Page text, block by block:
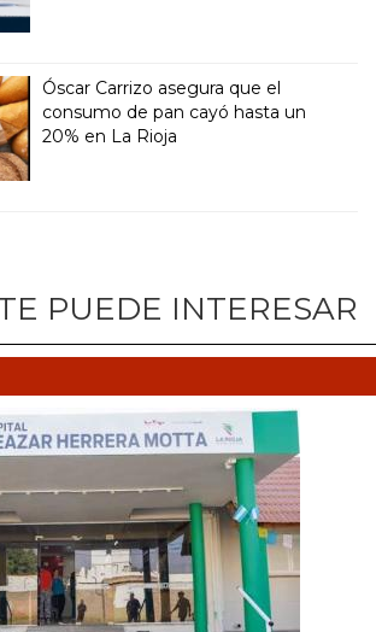
Óscar Carrizo asegura que el
consumo de pan cayó hasta un
20% en La Rioja
PUEDE INTERESAR